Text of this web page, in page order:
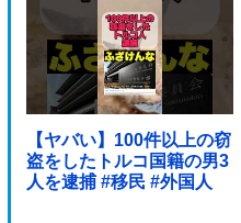
【ヤバい】100件以上の窃
盗をしたトルコ国籍の男3
人を逮捕 #移民 #外国人